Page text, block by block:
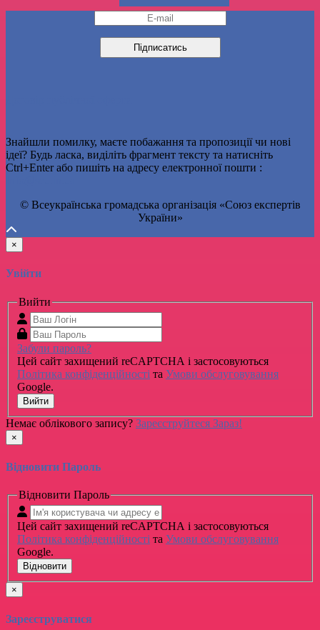
Знайшли помилку, маєте побажання та пропозиції чи нові
ідеї? Будь ласка, виділіть фрагмент тексту та натисніть
Ctrl+Enter або пишіть на адресу електронної пошти :
© Всеукраїнська громадська організація «Союз експертів
України»
×
Увійти
Вийти
Забули пароль?
Цей сайт захищений reCAPTCHA і застосовуються
Політика конфіденційності та Умови обслуговування
Google.
Вийти
Немає облікового запису? Зареєструйтеся Зараз!
×
Відновити Пароль
Відновити Пароль
Цей сайт захищений reCAPTCHA і застосовуються
Політика конфіденційності та Умови обслуговування
Google.
Відновити
×
Зареєструватися